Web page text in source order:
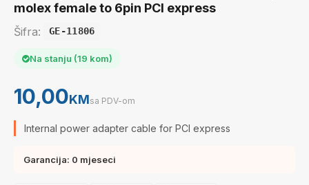
molex female to 6pin PCI express
Šifra: GE-11806
Na stanju (19 kom)
10,00KMsa PDV-om
Internal power adapter cable for PCI express
Garancija: 0 mjeseci